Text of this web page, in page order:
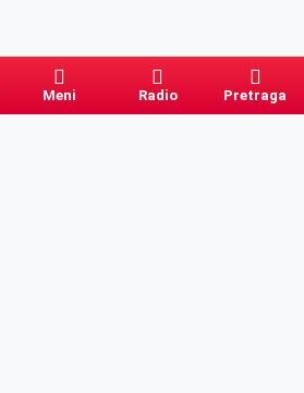
Meni Radio Pretraga